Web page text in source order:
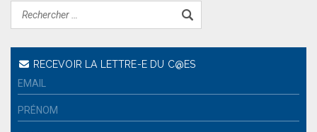
RECEVOIR LA LETTRE-E DU C@ES